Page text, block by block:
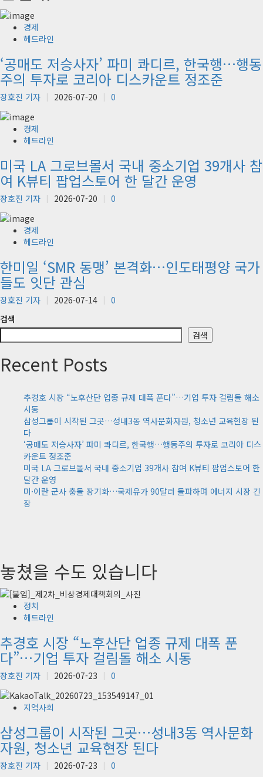
경제
헤드라인
‘공매도 저승사자’ 파미 콰디르, 한국행…행동
주의 투자로 코리아 디스카운트 정조준
장호진 기자 2026-07-20 0
경제
헤드라인
미국 LA 그로브몰서 국내 중소기업 39개사 참
여 K뷰티 팝업스토어 한 달간 운영
장호진 기자 2026-07-20 0
경제
헤드라인
한미일 ‘SMR 동맹’ 본격화…인도태평양 국가
들도 잇단 관심
장호진 기자 2026-07-14
0
검색
검색
Recent Posts
추경호 시장 “노후산단 업종 규제 대폭 푼다”…기업 투자 걸림돌 해소
시동
삼성그룹이 시작된 그곳…성내3동 역사문화자원, 청소년 교육현장 된
다
‘공매도 저승사자’ 파미 콰디르, 한국행…행동주의 투자로 코리아 디스
카운트 정조준
미국 LA 그로브몰서 국내 중소기업 39개사 참여 K뷰티 팝업스토어 한
달간 운영
미·이란 군사 충돌 장기화…국제유가 90달러 돌파하며 에너지 시장 긴
장
놓쳤을 수도 있습니다
정치
헤드라인
추경호 시장 “노후산단 업종 규제 대폭 푼
다”…기업 투자 걸림돌 해소 시동
장호진 기자 2026-07-23 0
지역사회
삼성그룹이 시작된 그곳…성내3동 역사문화
자원, 청소년 교육현장 된다
장호진 기자 2026-07-23 0